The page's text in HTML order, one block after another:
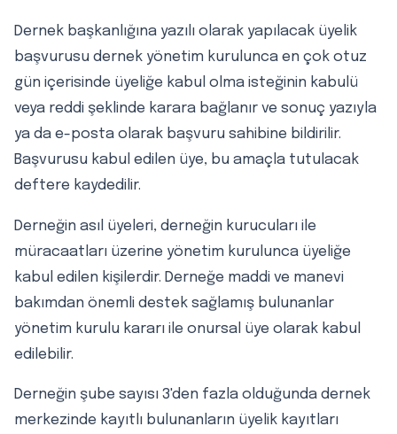
Dernek başkanlığına yazılı olarak yapılacak üyelik
başvurusu dernek yönetim kurulunca en çok otuz
gün içerisinde üyeliğe kabul olma isteğinin kabulü
veya reddi şeklinde karara bağlanır ve sonuç yazıyla
ya da e-posta olarak başvuru sahibine bildirilir.
Başvurusu kabul edilen üye, bu amaçla tutulacak
deftere kaydedilir.
Derneğin asıl üyeleri, derneğin kurucuları ile
müracaatları üzerine yönetim kurulunca üyeliğe
kabul edilen kişilerdir. Derneğe maddi ve manevi
bakımdan önemli destek sağlamış bulunanlar
yönetim kurulu kararı ile onursal üye olarak kabul
edilebilir.
Derneğin şube sayısı 3'den fazla olduğunda dernek
merkezinde kayıtlı bulunanların üyelik kayıtları